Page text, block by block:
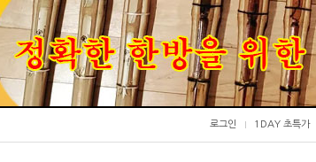
로그인 1DAY 초특가